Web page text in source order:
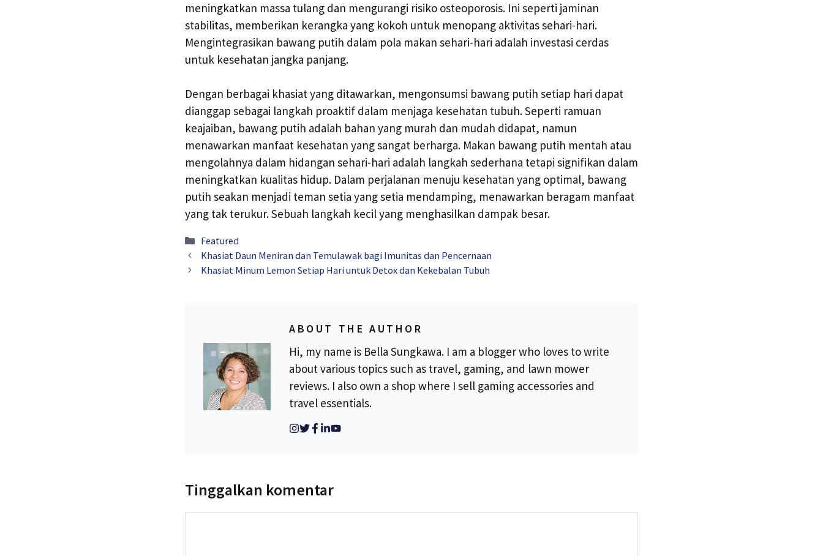
meningkatkan massa tulang dan mengurangi risiko osteoporosis. Ini seperti jaminan
stabilitas, memberikan kerangka yang kokoh untuk menopang aktivitas sehari-hari.
Mengintegrasikan bawang putih dalam pola makan sehari-hari adalah investasi cerdas
untuk kesehatan jangka panjang.
Dengan berbagai khasiat yang ditawarkan, mengonsumsi bawang putih setiap hari dapat
dianggap sebagai langkah proaktif dalam menjaga kesehatan tubuh. Seperti ramuan
keajaiban, bawang putih adalah bahan yang murah dan mudah didapat, namun
menawarkan manfaat kesehatan yang sangat berharga. Makan bawang putih mentah atau
mengolahnya dalam hidangan sehari-hari adalah langkah sederhana tetapi signifikan dalam
meningkatkan kualitas hidup. Dalam perjalanan menuju kesehatan yang optimal, bawang
putih seakan menjadi teman setia yang setia mendamping, menawarkan beragam manfaat
yang tak terukur. Sebuah langkah kecil yang menghasilkan dampak besar.
Kategori
Featured
Khasiat Daun Meniran dan Temulawak bagi Imunitas dan Pencernaan
Khasiat Minum Lemon Setiap Hari untuk Detox dan Kekebalan Tubuh
ABOUT THE AUTHOR
Hi, my name is Bella Sungkawa. I am a blogger who loves to write
about various topics such as travel, gaming, and lawn mower
reviews. I also own a shop where I sell gaming accessories and
travel essentials.
Tinggalkan komentar